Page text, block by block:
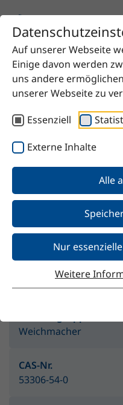
Auf unserer Webseite
Einige davon werden
uns andere
unserer Webseite zu
Essenziell
Externe Inhalte
Alle
Nur
Weitere
Startseite
Produkt
Zurück
Merkmale
Weichmacher
CAS-Nr.
53306-54-0